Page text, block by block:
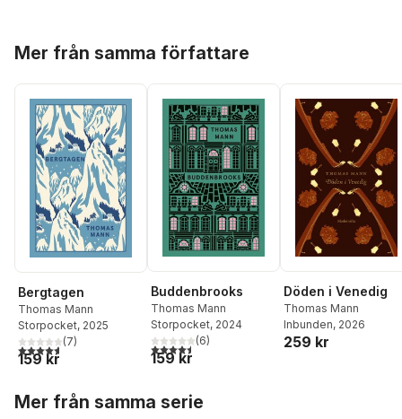
Mer från samma författare
Bergtagen
Thomas Mann
Storpocket, 2025
4,6utav 5 stjärnor. Totalt antal röster:
(7)
159 kr
Buddenbrooks
Thomas Mann
Storpocket, 2024
4,5utav 5 stjärnor. Totalt antal röster:
(6)
159 kr
Döden i Venedig
Thomas Mann
Inbunden, 2026
259 kr
Mer från samma serie